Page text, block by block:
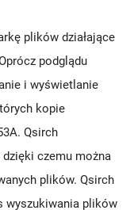
plików działające
podglądu
i wyświetlanie
kopie
Qsirch
czemu można
plików. Qsirch
wyszukiwania plików